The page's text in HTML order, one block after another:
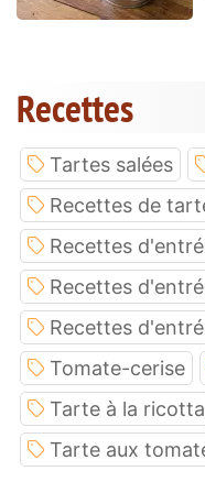
Recettes
Tartes salées
Recettes de
Recettes
Recettes
Recettes
Tomate-cerise
Tarte à la ricotta
Tarte aux